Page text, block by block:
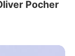
Pocher